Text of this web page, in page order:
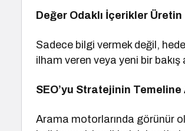
Değer Odaklı İçerikler Üretin
Sadece bilgi vermek değil,
ilham veren veya yeni bir bakış
SEO’yu Stratejinin Temeline
Arama motorlarında görünür